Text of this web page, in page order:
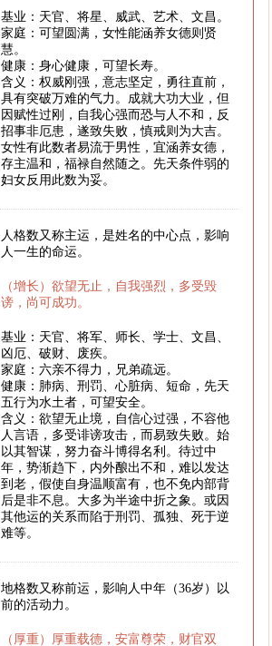
基业：天官、将星、威武、艺术、文昌。
家庭：可望圆满，女性能涵养女德则贤
慧。
健康：身心健康，可望长寿。
含义：权威刚强，意志坚定，勇往直前，
具有突破万难的气力。成就大功大业，但
因赋性过刚，自我心强而恐与人不和，反
招事非厄患，遂致失败，慎戒则为大吉。
女性有此数者易流于男性，宜涵养女德，
存主温和，福禄自然随之。先天条件弱的
妇女反用此数为妥。
人格数又称主运，是姓名的中心点，影响
人一生的命运。
（增长）欲望无止，自我强烈，多受毁
谤，尚可成功。
基业：天官、将军、师长、学士、文昌、
凶厄、破财、废疾。
家庭：六亲不得力，兄弟疏远。
健康：肺病、刑罚、心脏病、短命，先天
五行为水土者，可望安全。
含义：欲望无止境，自信心过强，不容他
人言语，多受诽谤攻击，而易致失败。始
以其智谋，努力奋斗博得名利。待过中
年，势渐趋下，内外酿出不和，难以发达
到老，假使自身温顺富有，也不免内部背
后是非不息。大多为半途中折之象。或因
其他运的关系而陷于刑罚、孤独、死于逆
难等。
地格数又称前运，影响人中年（36岁）以
前的活动力。
（厚重）厚重载德，安富尊荣，财官双